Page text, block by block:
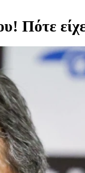
Πότε